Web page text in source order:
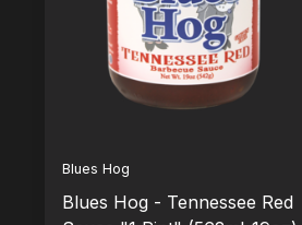
Blues Hog
Blues Hog - Tennessee Red